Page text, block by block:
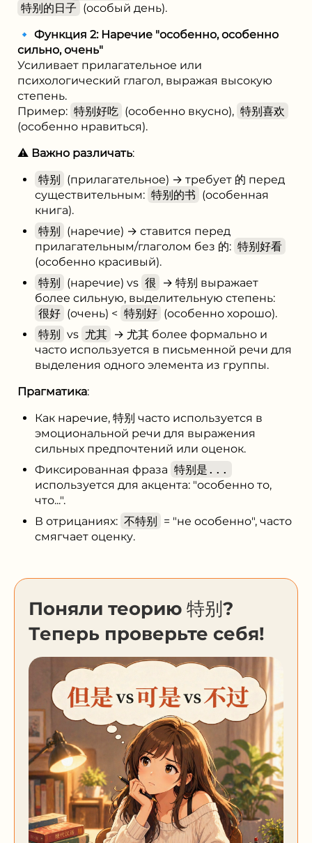
特别的日子 (особый день).
🔹 Функция 2: Наречие "особенно, особенно
сильно, очень"
Усиливает прилагательное или
психологический глагол, выражая высокую
степень.
Пример: 特别好吃 (особенно вкусно), 特别喜欢
(особенно нравиться).
⚠️ Важно различать:
特别 (прилагательное) → требует 的 перед
существительным: 特别的书 (особенная
книга).
特别 (наречие) → ставится перед
прилагательным/глаголом без 的: 特别好看
(особенно красивый).
特别 (наречие) vs 很
→ 特别 выражает
более сильную, выделительную степень:
很好 (очень) < 特别好 (особенно хорошо).
特别 vs 尤其 → 尤其 более формально и
часто используется в письменной речи для
выделения одного элемента из группы.
Прагматика:
Как наречие, 特别 часто используется в
эмоциональной речи для выражения
сильных предпочтений или оценок.
Фиксированная фраза 特别是...
используется для акцента: "особенно то,
что...".
В отрицаниях: 不特别 = "не особенно", часто
смягчает оценку.
Поняли теорию 特别?
Теперь проверьте себя!